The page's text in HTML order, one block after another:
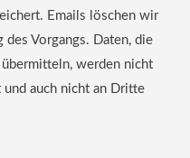
Emails löschen wir
des Vorgangs. Daten, die
werden nicht
auch nicht an Dritte